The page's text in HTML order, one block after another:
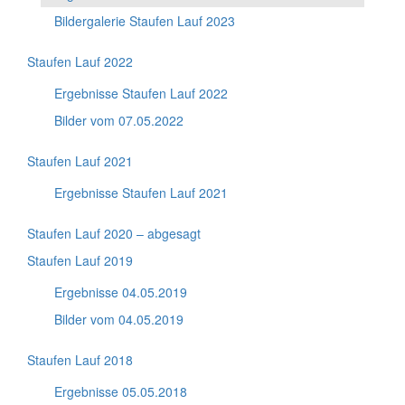
Bildergalerie Staufen Lauf 2023
Staufen Lauf 2022
Ergebnisse Staufen Lauf 2022
Bilder vom 07.05.2022
Staufen Lauf 2021
Ergebnisse Staufen Lauf 2021
Staufen Lauf 2020 – abgesagt
Staufen Lauf 2019
Ergebnisse 04.05.2019
Bilder vom 04.05.2019
Staufen Lauf 2018
Ergebnisse 05.05.2018